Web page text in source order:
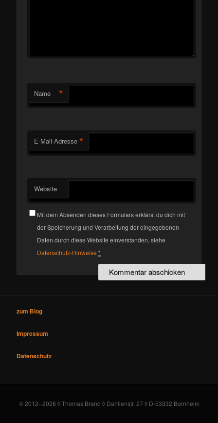
Name *
E-Mail-Adresse *
Website
Mit dem Absenden dieses Formulars erklärst du dich mit
der Speicherung und Verarbeitung der eingegebenen
Daten durch diese Website einverstanden, siehe
Datenschutz-Hinweise *
zum Blog
Impressum
Datenschutz
© 2012--2026 ◊ Thomas Brand ◊ Dahlienstr. 27 ◊ D-53332 Bornheim